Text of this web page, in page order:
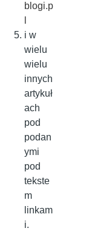
blogi.p
i w
wielu
wielu
innych
artykuł
ach
pod
podan
ymi
pod
tekste
m
linkam
i.